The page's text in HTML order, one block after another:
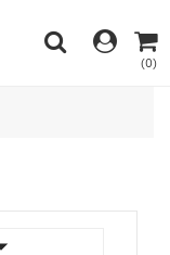
(0)